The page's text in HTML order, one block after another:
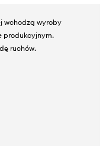
wchodzą wyroby
produkcyjnym.
ruchów.